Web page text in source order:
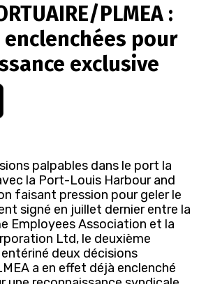
PLMEA :
enclenchées pour
exclusive
palpables dans le port la
la Port-Louis Harbour and
faisant pression pour geler le
signé en juillet dernier entre la
Employees Association et la
Ltd, le deuxième
deux décisions
a en effet déjà enclenché